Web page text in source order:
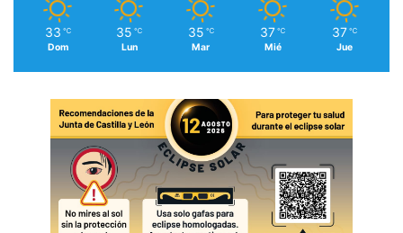
33 ℃
Dom
35 ℃
Lun
35 ℃
Mar
37 ℃
Mié
37 ℃
Jue